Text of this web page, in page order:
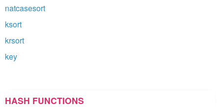
natcasesort
ksort
krsort
key
HASH FUNCTIONS